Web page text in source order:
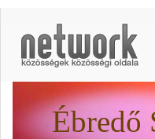
Ébredő